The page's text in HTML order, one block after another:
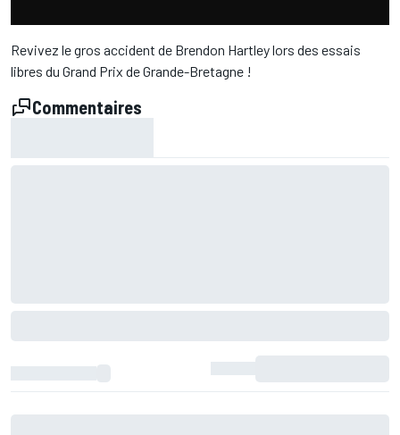
Revivez le gros accident de Brendon Hartley lors des essais
libres du Grand Prix de Grande-Bretagne !
Commentaires